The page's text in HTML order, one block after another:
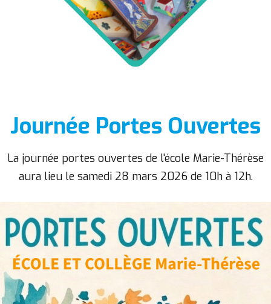
Journée Portes Ouvertes
La journée portes ouvertes de l'école Marie-Thérèse
aura lieu le samedi 28 mars 2026 de 10h à 12h.